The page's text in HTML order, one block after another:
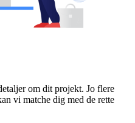
om dit projekt. Jo flere
vi matche dig med de rette